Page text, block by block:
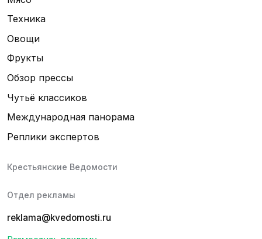
Техника
Овощи
Фрукты
Обзор прессы
Чутьё классиков
Международная панорама
Реплики экспертов
Крестьянские Ведомости
Отдел рекламы
reklama@kvedomosti.ru